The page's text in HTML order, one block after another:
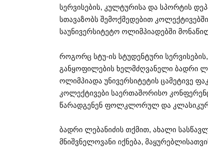
სერვისების, კულტურისა და სპორტის
სთავაზობს შემოქმედებით
საუნივერსიტეტო ოლიმპიადებში
როგორც სტუ-ის სტუდენტური
განყოფილების ხელმძღვანელი ბადრი
ოლიმპიადა უნივერსიტეტის ცამეტივე
კოლექტივები საერთაშორისო
წარადგენენ ფოლკლორულ და
ბადრი ლებანიძის თქმით, ახალი
მნიშვნელოვანი იქნება,